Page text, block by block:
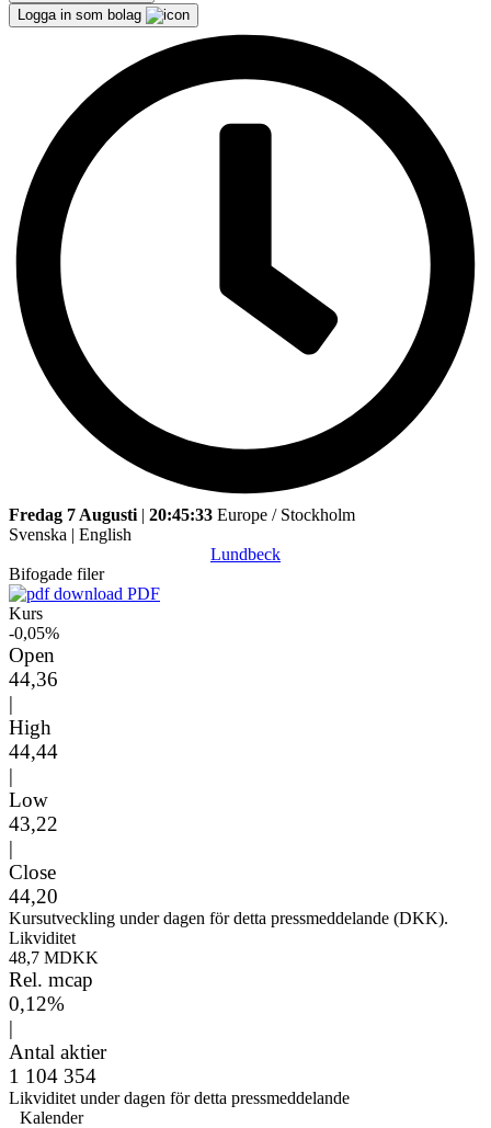
Logga in som bolag
Fredag 7 Augusti | 20:45:33 Europe / Stockholm
Svenska | English
Lundbeck
Bifogade filer
PDF
Kurs
-0,05%
Open
44,36
|
High
44,44
|
Low
43,22
|
Close
44,20
Kursutveckling under dagen för detta pressmeddelande (DKK).
Likviditet
48,7 MDKK
Rel. mcap
0,12%
|
Antal aktier
1 104 354
Likviditet under dagen för detta pressmeddelande
Kalender